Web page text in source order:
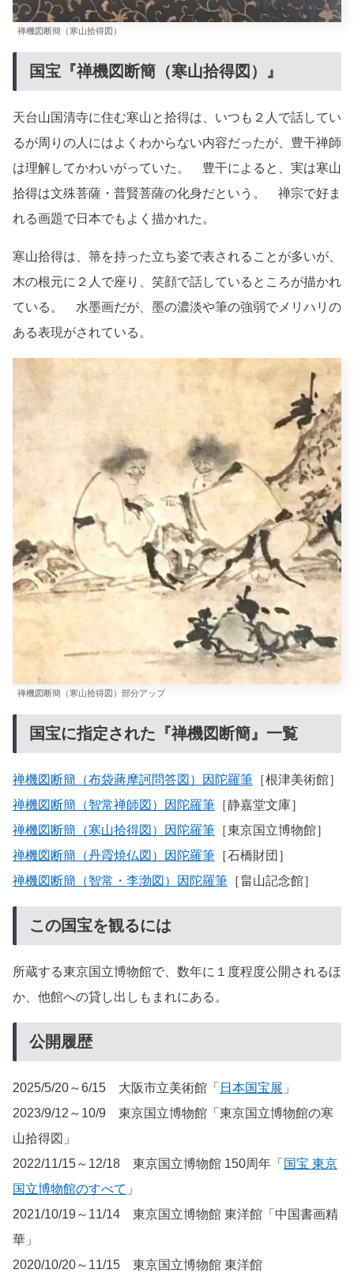
禅機図断簡（寒山拾得図）
国宝『禅機図断簡（寒山拾得図）』
天台山国清寺に住む寒山と拾得は、いつも２人で話してい
るが周りの人にはよくわからない内容だったが、豊干禅師
は理解してかわいがっていた。 豊干によると、実は寒山
拾得は文殊菩薩・普賢菩薩の化身だという。 禅宗で好ま
れる画題で日本でもよく描かれた。
寒山拾得は、箒を持った立ち姿で表されることが多いが、
木の根元に２人で座り、笑顔で話しているところが描かれ
ている。 水墨画だが、墨の濃淡や筆の強弱でメリハリの
ある表現がされている。
禅機図断簡（寒山拾得図）部分アップ
国宝に指定された『禅機図断簡』一覧
禅機図断簡（布袋蔣摩訶問答図）因陀羅筆 ［根津美術館］
禅機図断簡（智常禅師図）因陀羅筆 ［静嘉堂文庫］
禅機図断簡（寒山拾得図）因陀羅筆 ［東京国立博物館］
禅機図断簡（丹霞焼仏図）因陀羅筆 ［石橋財団］
禅機図断簡（智常・李渤図）因陀羅筆 ［畠山記念館］
この国宝を観るには
所蔵する東京国立博物館で、数年に１度程度公開されるほ
か、他館への貸し出しもまれにある。
公開履歴
2025/5/20～6/15 大阪市立美術館「 日本国宝展 」
2023/9/12～10/9 東京国立博物館「東京国立博物館の寒
山拾得図」
2022/11/15～12/18 東京国立博物館 150周年「 国宝 東京
国立博物館のすべて 」
2021/10/19～11/14 東京国立博物館 東洋館「中国書画精
華」
2020/10/20～11/15 東京国立博物館 東洋館